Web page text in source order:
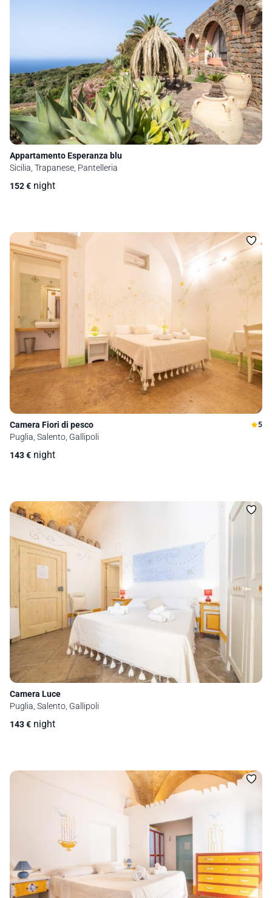
Appartamento Esperanza blu
Sicilia, Trapanese, Pantelleria
152€ night
Camera Fiori di pesco 5
Puglia, Salento, Gallipoli
143€ night
Camera Luce
Puglia, Salento, Gallipoli
143€ night